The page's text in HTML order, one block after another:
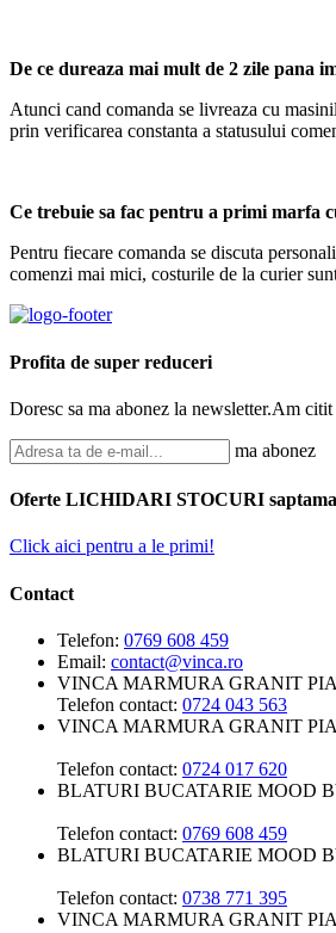
De ce dureaza mai mult de 2 zile pana
Atunci cand comanda se livreaza cu
prin verificarea constanta a statusului
Ce trebuie sa fac pentru a primi marfa
Pentru fiecare comanda se discuta
comenzi mai mici, costurile de la curier
Profita de super reduceri
Doresc sa ma abonez la newsletter.Am
ma abonez
Oferte LICHIDARI STOCURI
Click aici pentru a le primi!
Contact
Telefon: 0769 608 459
Email: contact@vinca.ro
VINCA MARMURA GRANIT
Telefon contact: 0724 043 563
VINCA MARMURA GRANIT
Telefon contact: 0724 017 620
BLATURI BUCATARIE MOOD
Telefon contact: 0769 608 459
BLATURI BUCATARIE MOOD
Telefon contact: 0738 771 395
VINCA MARMURA GRANIT